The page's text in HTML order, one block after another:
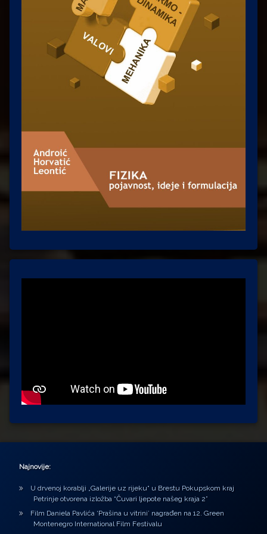
Najnovije:
U drvenoj korablji „Galerije uz rijeku“ u Brestu Pokupskom kraj
Petrinje otvorena izložba “Čuvari ljepote našeg kraja 2”
Film Daniela Pavlića ‘Prašina u vitrini’ nagrađen na 12. Green
Montenegro International Film Festivalu